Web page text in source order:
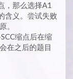
，那么选择A1
含义。尝试失败
。
缩点后在缩
在之后的题目